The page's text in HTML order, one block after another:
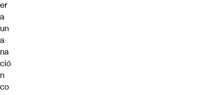
er
a
un
a
na
ció
n
co